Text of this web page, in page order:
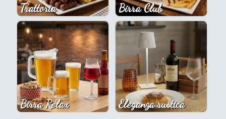
Trattoria Birra Club
Birra Relax Eleganza rustica